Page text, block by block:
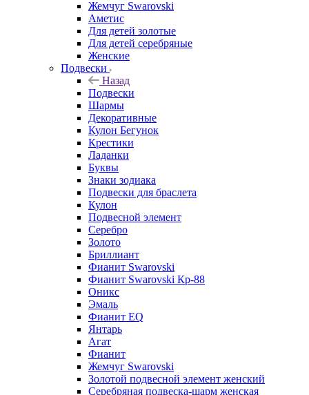
Жемчуг Swarovski
Аметис
Для детей золотые
Для детей серебряные
Женские
Подвески
Назад
Подвески
Шармы
Декоративные
Кулон Бегунок
Крестики
Ладанки
Буквы
Знаки зодиака
Подвески для браслета
Кулон
Подвесной элемент
Серебро
Золото
Бриллиант
Фианит Swarovski
Фианит Swarovski Кр-88
Оникс
Эмаль
Фианит EQ
Янтарь
Агат
Фианит
Жемчуг Swarovski
Золотой подвесной элемент женcкий
Серебряная подвеска-шарм женская